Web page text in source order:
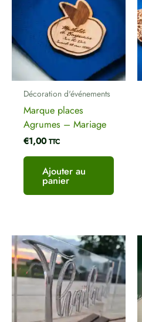
Nom*
E-mail*
Décoration d'événements
Marque places
Agrumes – Mariage
€1,00 TTC
Ajouter au
panier